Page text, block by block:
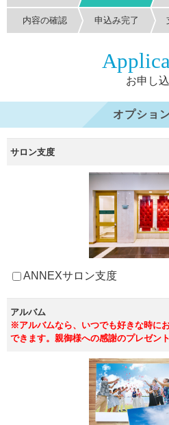
内容の確認 申込み完了
お申し
オプショ
サロン支度
ANNEXサロン支度
アルバム
※アルバムなら、いつでも好きな時に
できます。親御様への感謝のプレゼン